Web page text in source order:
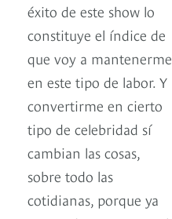
éxito de este show lo
constituye el índice de
que voy a mantenerme
en este tipo de labor. Y
convertirme en cierto
tipo de celebridad sí
cambian las cosas,
sobre todo las
cotidianas, porque ya